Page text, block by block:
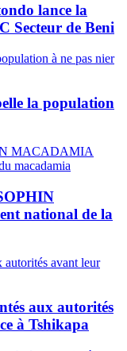
lance la
Secteur de Beni
la population
national de la
aux autorités
à Tshikapa